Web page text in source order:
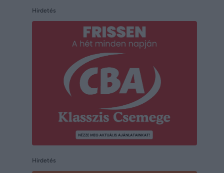
Hirdetés
Hirdetés